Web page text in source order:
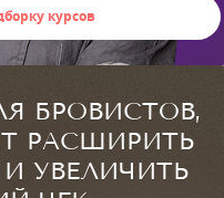
курсов
БРОВИСТОВ,
РАСШИРИТЬ
УВЕЛИЧИТЬ